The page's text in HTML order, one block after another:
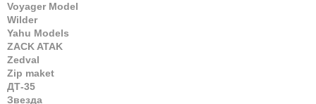
Voyager Model
Wilder
Yahu Models
ZACK ATAK
Zedval
Zip maket
ДТ-35
Звезда